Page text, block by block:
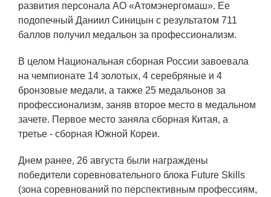
Цифровые продукты
Электротехника
Услуги
Прочая продукция
Испытательный центр ВЭИ
СОЦИАЛЬНАЯ ОТВЕТСТВЕННОСТЬ
Охрана окружающей среды
развития персонала АО «Атомэнергомаш». Ее
подопечный Даниил Синицын с результатом 711
баллов получил медальон за профессионализм.
В целом Национальная сборная России завоевала
на чемпионате 14 золотых, 4 серебряные и 4
бронзовые медали, а также 25 медальонов за
профессионализм, заняв второе место в медальном
зачете. Первое место заняла сборная Китая, а
третье - сборная Южной Кореи.
Днем ранее, 26 августа были награждены
победители соревновательного блока Future Skills
(зона соревнований по перспективным профессиям,